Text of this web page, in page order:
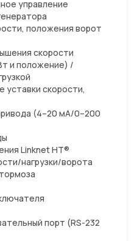
управление
положения ворот
скорости
и положение) /
уставки скорости,
(4–20 мА/0–200
Linknet HT®
нагрузки/ворота
порт (RS-232